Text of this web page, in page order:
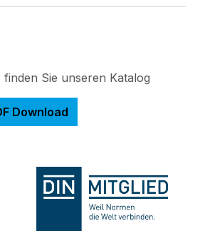
finden Sie unseren Katalog
Download